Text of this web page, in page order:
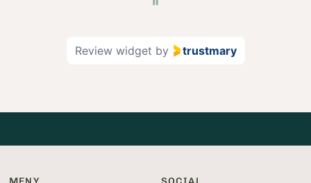
Review widget by trustmary